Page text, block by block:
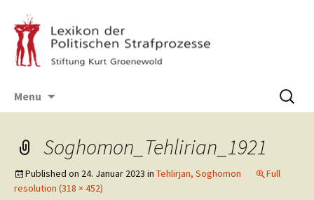
Menu
Suchen
nach:
Soghomon_Tehlirian_1921
Published on 24. Januar 2023 in Tehlirjan, Soghomon
Full
resolution (318 × 452)